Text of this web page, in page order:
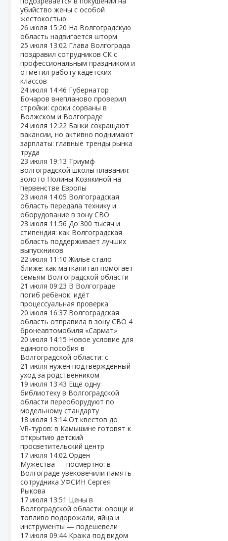
убийство жены с особой
жестокостью
26 июля 15:20 На Волгоградскую
область надвигается шторм
25 июля 13:02 Глава Волгограда
поздравил сотрудников СК с
профессиональным праздником и
отметил работу кадетских
классов
24 июля 14:46 Губернатор
Бочаров внепланово проверил
стройки: сроки сорваны в
Волжском и Волгограде
24 июля 12:22 Банки сокращают
вакансии, но активно поднимают
зарплаты: главные тренды рынка
труда
23 июля 19:13 Триумф
волгоградской школы плавания:
золото Полины Козякиной на
первенстве Европы
23 июля 14:05 Волгоградская
область передала технику и
оборудование в зону СВО
23 июля 11:56 До 300 тысяч и
стипендия: как Волгоградская
область поддерживает лучших
выпускников
22 июля 11:10Жильё стало
ближе: как маткапитал помогает
семьям Волгоградской области
21 июля 09:23 В Волгограде
погиб ребёнок: идёт
процессуальная проверка
20 июля 16:37 Волгоградская
область отправила в зону СВО 4
бронеавтомобиля «Сармат»
20 июля 14:15 Новое условие для
единого пособия в
Волгоградской области: с
21 июля нужен подтверждённый
уход за родственником
19 июля 13:43 Ещё одну
библиотеку в Волгоградской
области переоборудуют по
модельному стандарту
18 июля 13:14 От квестов до
VR‑туров: в Камышине готовят к
открытию детский
просветительский центр
17 июля 14:02 Орден
Мужества — посмертно: в
Волгограде увековечили память
сотрудника УФСИН Сергея
Рыкова
17 июля 13:51 Цены в
Волгоградской области: овощи и
топливо подорожали, яйца и
инструменты — подешевели
17 июля 09:44 Кража под видом